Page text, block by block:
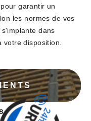
garantir un
les normes de vos
dans
votre disposition.